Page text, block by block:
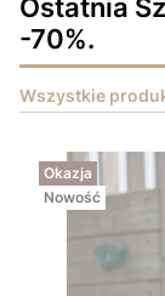
-70%.
Wszystkie
Okazja
Nowość